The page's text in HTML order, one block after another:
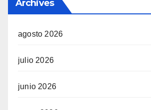
Archives
agosto 2026
julio 2026
junio 2026